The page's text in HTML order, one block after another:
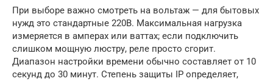
При выборе важно смотреть на вольтаж — для бытовых
нужд это стандартные 220В. Максимальная нагрузка
измеряется в амперах или ваттах; если подключить
слишком мощную люстру, реле просто сгорит.
Диапазон настройки времени обычно составляет от 10
секунд до 30 минут. Степень защиты IP определяет,